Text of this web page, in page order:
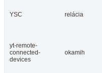
YSC relácia
yt-remote-
connected-
devices
okamih